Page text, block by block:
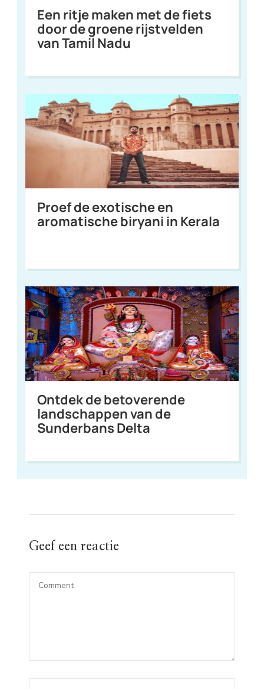
Een ritje maken met de fiets
door de groene rijstvelden
van Tamil Nadu
Proef de exotische en
aromatische biryani in Kerala
Ontdek de betoverende
landschappen van de
Sunderbans Delta
Geef een reactie